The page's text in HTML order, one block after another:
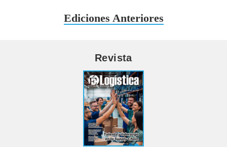
Ediciones Anteriores
Revista